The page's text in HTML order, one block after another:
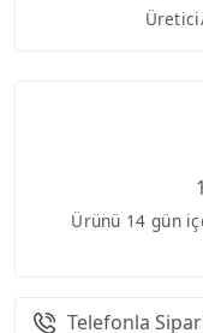
Ürünü 14 gün
Telefonla